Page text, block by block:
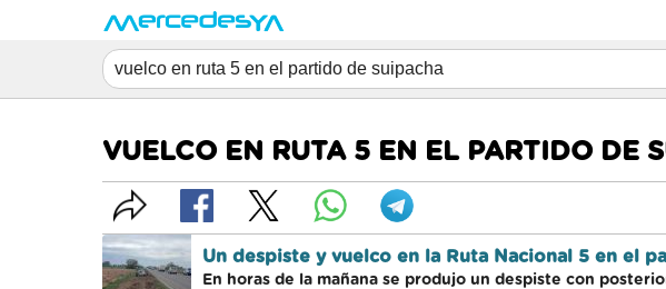
VUELCO EN RUTA 5 EN EL PARTIDO DE
Un despiste y vuelco en la Ruta Nacional 5 en el
En horas de la mañana se produjo un despiste con